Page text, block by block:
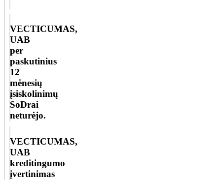
VECTICUMAS,
UAB
per
paskutinius
12
mėnesių
įsiskolinimų
SoDrai
neturėjo.
VECTICUMAS,
UAB
kreditingumo
įvertinimas